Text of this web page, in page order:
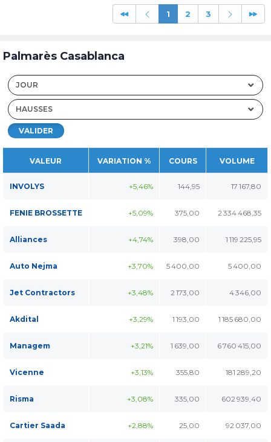
1 2 3
Palmarès Casablanca
JOUR
HAUSSES
VALIDER
VALEUR VARIATION % COURS VOLUME
INVOLYS +5,46% 144,95 17 167,80
FENIE BROSSETTE +5,09% 375,00 2 334 468,35
Alliances +4,74% 398,00 1 119 225,95
Auto Nejma +3,70% 5 400,00 5 400,00
Jet Contractors +3,48% 2 173,00 4 346,00
Akdital +3,29% 1 193,00 1 185 680,00
Managem +3,21% 1 639,00 6 760 415,00
Vicenne +3,13% 355,80 181 289,20
Risma +3,08% 335,00 602 939,40
Cartier Saada +2,88% 25,00 92 037,00